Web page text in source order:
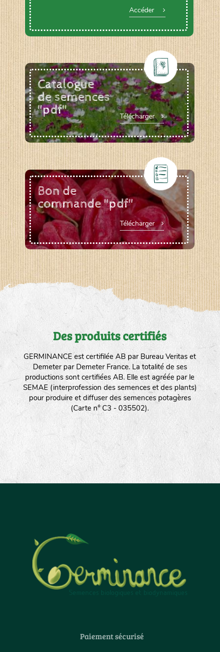
Accéder
Catalogue
de semences
"pdf"
Télécharger
Bon de
commande "pdf"
Télécharger
Des produits certifiés
GERMINANCE est certifilée AB par Bureau Veritas et
Demeter par Demeter France. La totalité de ses
productions sont certifiées AB. Elle est agréée par le
SEMAE (interprofession des semences et des plants)
pour produire et diffuser des semences potagères
(Carte n° C3 - 035502).
Paiement sécurisé